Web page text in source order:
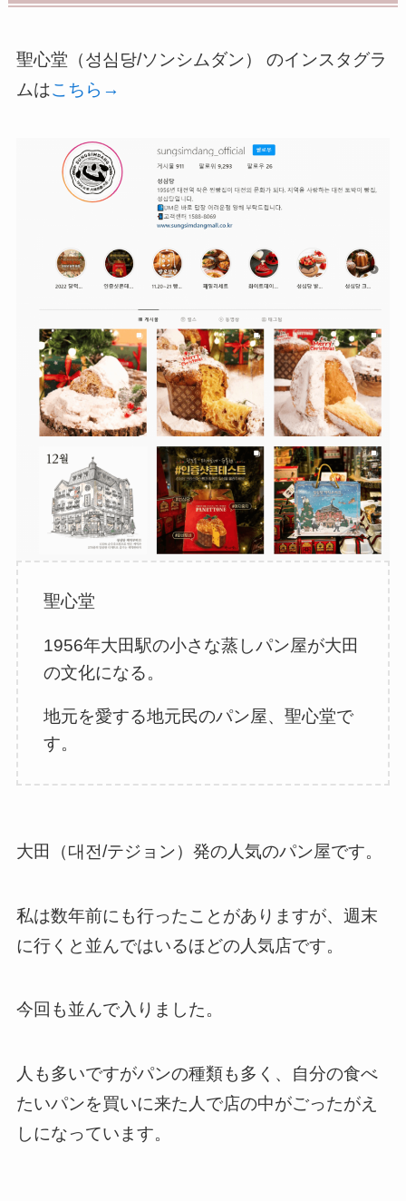
聖心堂（성심당/ソンシムダン） のインスタグラ
ムはこちら→
聖心堂
1956年大田駅の小さな蒸しパン屋が大田
の文化になる。
地元を愛する地元民のパン屋、聖心堂で
す。
大田（대전/テジョン）発の人気のパン屋です。
私は数年前にも行ったことがありますが、週末
に行くと並んではいるほどの人気店です。
今回も並んで入りました。
人も多いですがパンの種類も多く、自分の食べ
たいパンを買いに来た人で店の中がごったがえ
しになっています。